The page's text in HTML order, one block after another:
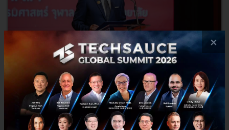
3 เรื่องที่ประเทศไทยต้อง Focus สร้างคน–นวัตกรรม–ปฏิรูป
ระบบราชการ เพื่อยกระดับขีดความสามารถประเทศ
นายอนุทิน ชาญวีรกูล นายกรัฐมนตรีและรัฐมนตรีว่าการกระทรวง
×